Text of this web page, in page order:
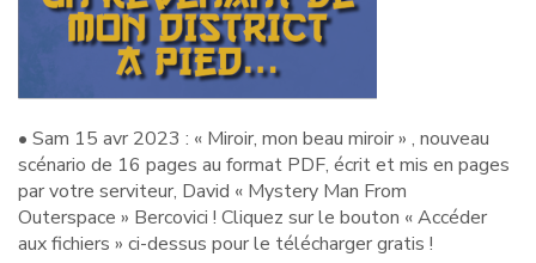
• Sam 15 avr 2023 : « Miroir, mon beau miroir » , nouveau
scénario de 16 pages au format PDF, écrit et mis en pages
par votre serviteur, David « Mystery Man From
Outerspace » Bercovici ! Cliquez sur le bouton « Accéder
aux fichiers » ci-dessus pour le télécharger gratis !